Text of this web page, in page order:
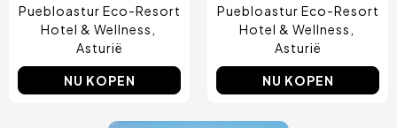
Puebloastur Eco-Resort
Hotel & Wellness
Asturië
NU KOPEN
Puebloastur Eco-Resort
Hotel & Wellness
Asturië
NU KOPEN